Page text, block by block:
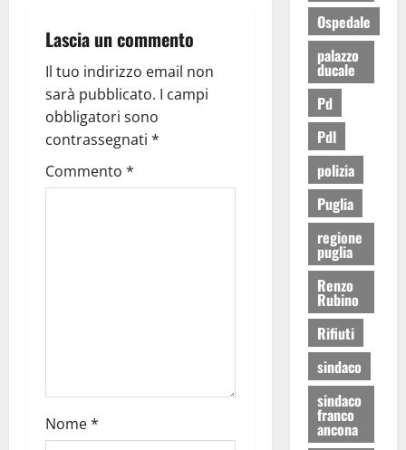
Lascia un commento
Il tuo indirizzo email non
sarà pubblicato. I campi
obbligatori sono
contrassegnati *
Commento *
Nome*
Ospedale
palazzo
ducale
Pd
Pdl
polizia
Puglia
regione
puglia
Renzo
Rubino
Rifiuti
sindaco
sindaco
franco
ancona